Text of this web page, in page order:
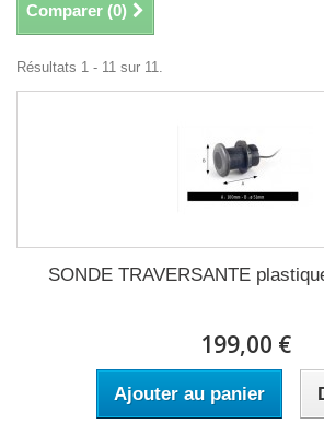
Comparer (0)
Résultats 1 - 11 sur 11.
SONDE TRAVERSANTE
199,00 €
Ajouter au panier